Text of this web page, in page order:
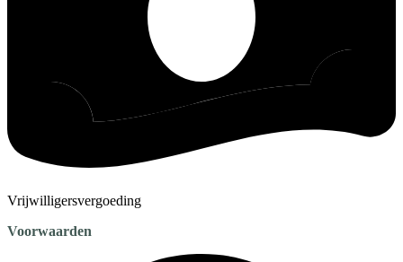
Vrijwilligersvergoeding
Voorwaarden